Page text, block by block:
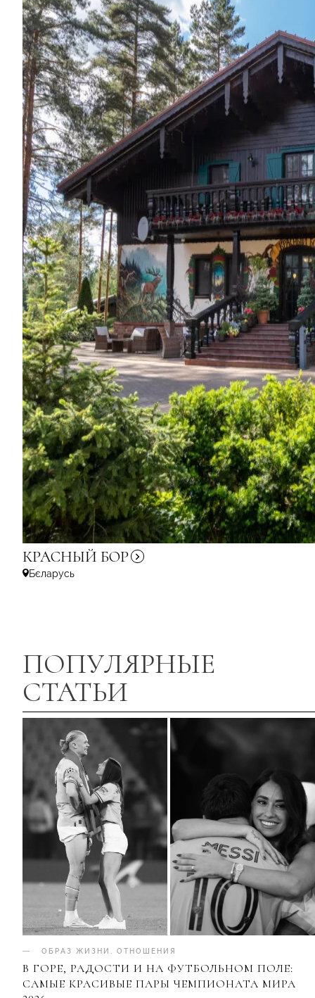
КРАСНЫЙ БОР
Бєларусь
ПОПУЛЯРНЫЕ
СТАТЬИ
ОБРАЗ ЖИЗНИ ОТНОШЕНИЯ
В ГОРЕ, РАДОСТИ И НА ФУТБОЛЬНОМ ПОЛЕ:
САМЫЕ КРАСИВЫЕ ПАРЫ ЧЕМПИОНАТА МИРА